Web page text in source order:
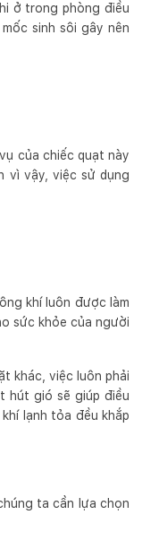
ở trong phòng điều
sinh sôi gây nên
của chiếc quạt này
vì vậy, việc sử dụng
khí luôn được làm
sức khỏe của người
khác, việc luôn phải
hút gió sẽ giúp điều
lạnh tỏa đều khắp
ta cần lựa chọn